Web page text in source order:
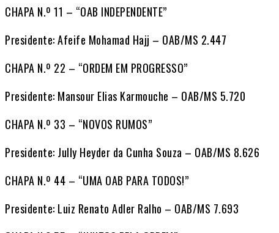
CHAPA N.º 11 – “OAB INDEPENDENTE”
Presidente: Afeife Mohamad Hajj – OAB/MS 2.447
CHAPA N.º 22 – “ORDEM EM PROGRESSO”
Presidente: Mansour Elias Karmouche – OAB/MS 5.720
CHAPA N.º 33 – “NOVOS RUMOS”
Presidente: Jully Heyder da Cunha Souza – OAB/MS 8.626
CHAPA N.º 44 – “UMA OAB PARA TODOS!”
Presidente: Luiz Renato Adler Ralho – OAB/MS 7.693